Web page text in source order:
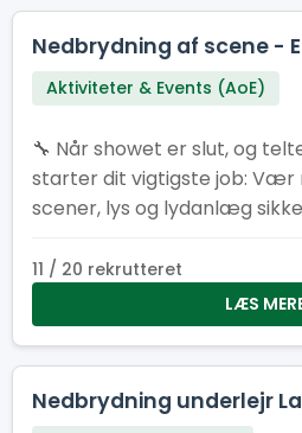
Nedbrydning af scene -
Aktiviteter & Events (AoE)
🔧 Når showet er slut, og
starter dit vigtigste job: Vær
scener, lys og lydanlæg
11 / 20 rekrutteret
LÆS
Nedbrydning underlejr